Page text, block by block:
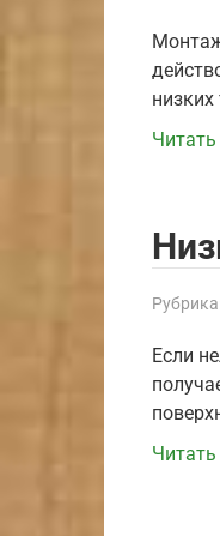
Если